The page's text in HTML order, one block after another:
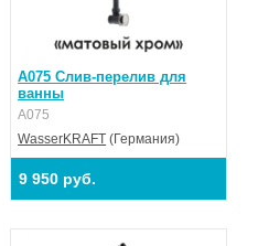
A075 Слив-перелив для
ванны
A075
WasserKRAFT (Германия)
9 950 руб.